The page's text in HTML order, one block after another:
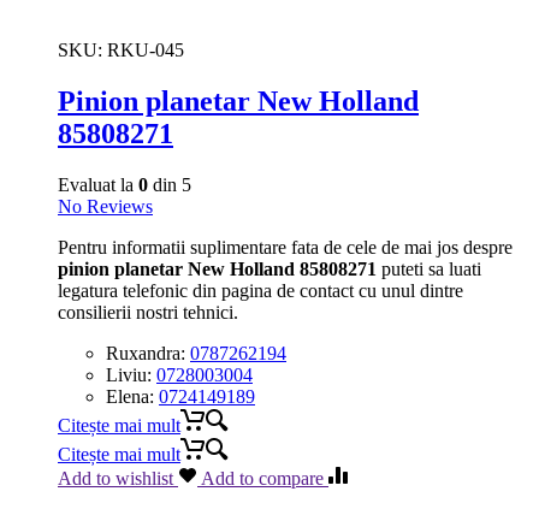
SKU: RKU-045
Pinion planetar New Holland
85808271
Evaluat la 0 din 5
No Reviews
Pentru informatii suplimentare fata de cele de mai jos despre
pinion planetar New Holland 85808271 puteti sa luati
legatura telefonic din pagina de contact cu unul dintre
consilierii nostri tehnici.
Ruxandra: 0787262194
Liviu: 0728003004
Elena: 0724149189
Citește mai mult
Citește mai mult
Add to wishlist
Add to compare